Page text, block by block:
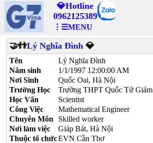
💎Hotline
0962125389
⋮☰MENU
🤝👬Lý Nghĩa Đình 💎
Tên
Lý Nghĩa Đình
Năm sinh
1/1/1997 12:00:00 AM
Nơi Sinh
Quốc Oai, Hà Nội
Trường Học
Trường THPT Quốc Tử Giám
Học Vấn
Scientist
Công Việc
Mathematical Engineer
Chuyên Môn
Skilled worker
Nơi làm việc
Giáp Bát, Hà Nội
Thuộc tổ chứcEVN Cần Thơ